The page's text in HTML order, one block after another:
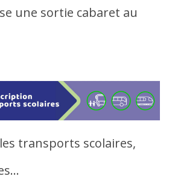
une sortie cabaret au
transports scolaires,